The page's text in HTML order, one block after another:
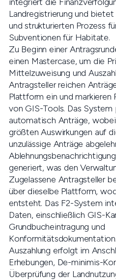
Landregistrierung und
und strukturierten Prozess
Subventionen für Habitate.
Zu Beginn einer
einen Mastercase, um die
Mittelzuweisung und
Antragsteller reichen
Plattform ein und
von GIS-Tools. Das
automatisch Anträge,
größten Auswirkungen auf
unzulässige Anträge
generiert, was den
Zugelassene Antragsteller
über dieselbe Plattform,
entsteht. Das F2-System
Daten, einschließlich GIS-
Grundbucheintragung und
Auszahlung erfolgt im
Erhebungen, De-minimis-
Überprüfung der